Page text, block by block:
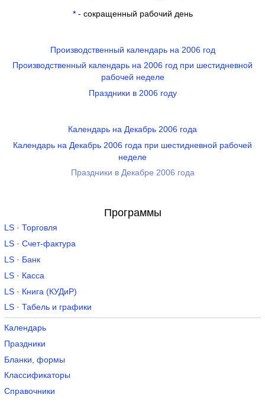
*- сокращенный рабочий день
Производственный календарь на 2006 год
Производственный календарь на 2006 год при шестидневной
рабочей неделе
Праздники в 2006 году
Календарь на Декабрь 2006 года
Календарь на Декабрь 2006 года при шестидневной рабочей
неделе
Праздники в Декабре 2006 года
Программы
LS · Торговля
LS · Счет-фактура
LS · Банк
LS · Касса
LS · Книга (КУДиР)
LS · Табель и графики
Календарь
Праздники
Бланки, формы
Классификаторы
Справочники